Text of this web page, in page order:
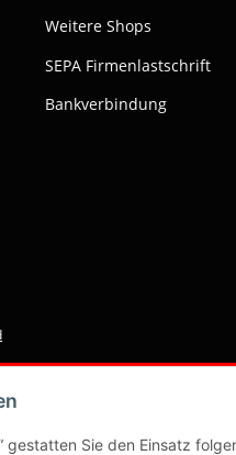
gestatten Sie den Einsatz
Weitere Shops
SEPA Firmenlastschrift
Bankverbindung